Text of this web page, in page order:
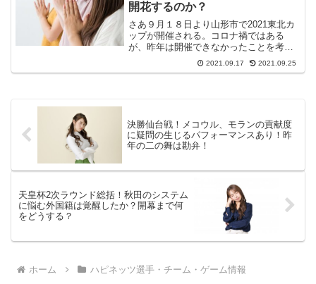
開花するのか？
さあ９月１８日より山形市で2021東北カ
ップが開催される。コロナ禍ではある
が、昨年は開催できなかったことを考え
ると本当に待ち遠しかったし、運営関係
者には敬意を表したい。さて秋田はシー
2021.09.17 2021.09.25
決勝仙台戦！メコウル、モランの貢献度
に疑問の生じるパフォーマンスあり！昨
年の二の舞は勘弁！
天皇杯2次ラウンド総括！秋田のシステム
に悩む外国籍は覚醒したか？開幕まで何
をどうする？
ホーム ハピネッツ選手・チーム・ゲーム情報